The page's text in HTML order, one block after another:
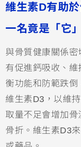
維生素D有助
一名竟是「它」
與骨質健康關係
有促進鈣吸收、
衡功能和防範跌
維生素D3，以維
取量不足會增加骨
骨折。維生素D3